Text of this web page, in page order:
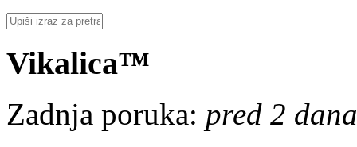
Vikalica™
Zadnja poruka: pred 2